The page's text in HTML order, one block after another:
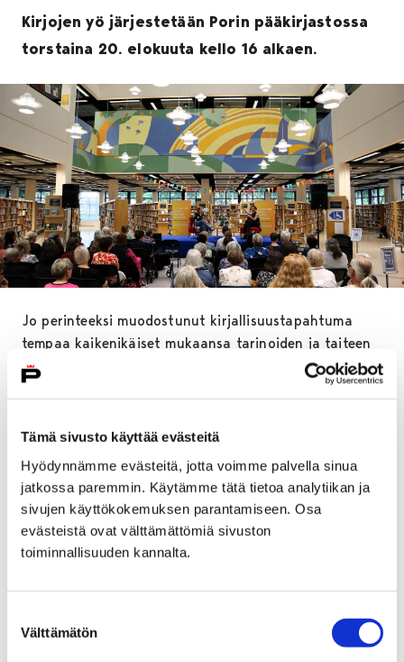
Tämä sivusto käyttää evästeitä
Hyödynnämme evästeitä, jotta voimme palvella sinua
jatkossa paremmin. Käytämme tätä tietoa analytiikan ja
sivujen käyttökokemuksen parantamiseen. Osa
evästeistä ovat välttämättömiä sivuston
toiminnallisuuden kannalta.
valinta
Välttämätön
Kirjojen yö järjestetään Porin pääkirjastossa
torstaina 20. elokuuta kello 16 alkaen.
Jo perinteeksi muodostunut kirjallisuustapahtuma
tempaa kaikenikäiset mukaansa tarinoiden ja taiteen
hurmaan.
– Tapahtuman teema on Ihmisen paikka.
,Marjo Niemi
Kirjailijavieraiden teoksissa käsitellään ihmisen osaa
yhteiskunnan pyörteissä ja reunoilla, kertoo kirjaston
palvelukoordinaattoriAija Amee.
Suuren suosion saanut Elämäni kirja marssittaa jälleen
. Visassa osallistujat arvuuttelevat
toistensa elämänsä kirjoja ja kertovat omistaan.